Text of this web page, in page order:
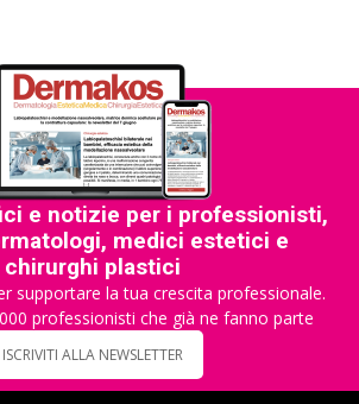
e notizie per i professionisti,
medici estetici e
chirurghi plastici
supportare la tua crescita professionale.
professionisti che già ne fanno parte
ISCRIVITI ALLA NEWSLETTER